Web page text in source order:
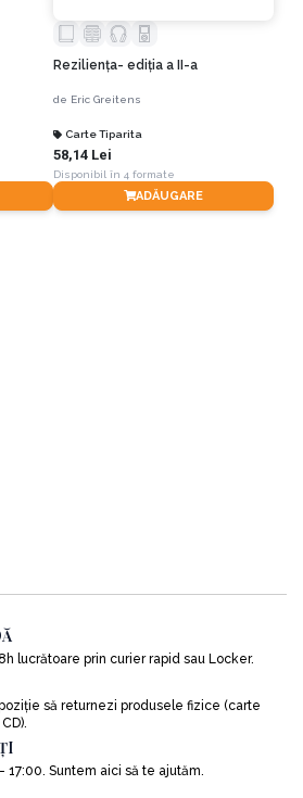
Rezilienţa- ediția a II-a
de Eric Greitens
Carte Tiparita
58,14 Lei
Disponibil în 4 formate
ADĂUGARE
lucrătoare prin curier rapid sau Locker.
să returnezi produsele fizice (carte
Suntem aici să te ajutăm.